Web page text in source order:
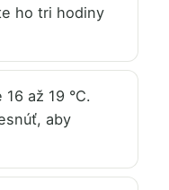
ho tri hodiny
až 19 °C.
aby